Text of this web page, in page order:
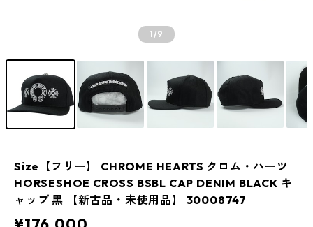
1/9
Size【フリー】 CHROME HEARTS クロム・ハーツ
HORSESHOE CROSS BSBL CAP DENIM BLACK キ
ャップ 黒 【新古品・未使用品】 30008747